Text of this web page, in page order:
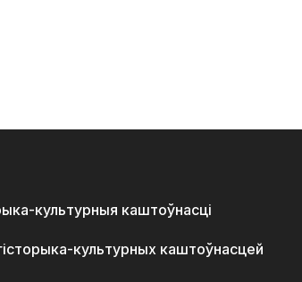
культурныя каштоўнасці
культурных каштоўнасцей